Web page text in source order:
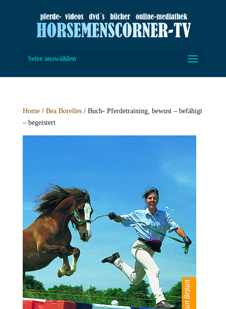
Seite auswählen
Home/ Bea Borelles/ Buch- Pferdetraining, bewust – befähigt
– begeistert